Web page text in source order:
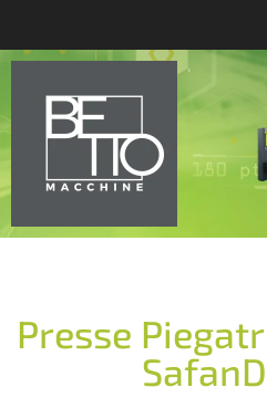
Presse